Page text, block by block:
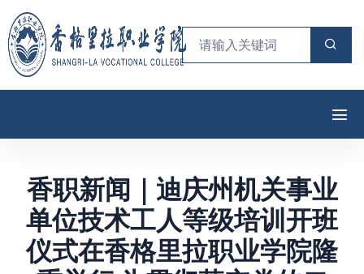
香职新闻｜迪庆州机关事业
单位技术工人等级培训开班
仪式在香格里拉职业学院隆